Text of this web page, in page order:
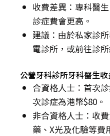
收費差異：專科醫
診症費會更高。
建議：由於私家診
電診所，或前往診
公營牙科診所牙科醫生收
合資格人士：首次
次診症為港幣$80。
非合資格人士：收
藥、X光及化驗等費